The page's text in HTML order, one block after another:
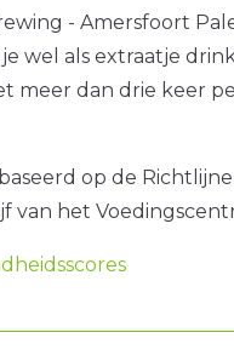
- Amersfoort
wel als extraatje
meer dan drie keer
op de
van het